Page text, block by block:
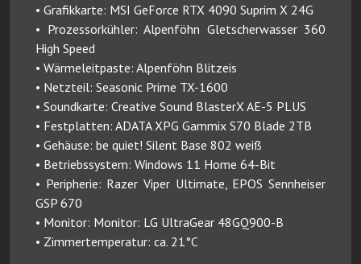
• Grafikkarte: MSI GeForce RTX 4090 Suprim X 24G
• Prozessorkühler: Alpenföhn Gletscherwasser 360
High Speed
• Wärmeleitpaste: Alpenföhn Blitzeis
• Netzteil: Seasonic Prime TX-1600
• Soundkarte: Creative Sound BlasterX AE-5 PLUS
• Festplatten: ADATA XPG Gammix S70 Blade 2TB
• Gehäuse: be quiet! Silent Base 802 weiß
• Betriebssystem: Windows 11 Home 64-Bit
• Peripherie: Razer Viper Ultimate, EPOS Sennheiser
GSP 670
• Monitor: Monitor: LG UltraGear 48GQ900-B
• Zimmertemperatur: ca. 21°C